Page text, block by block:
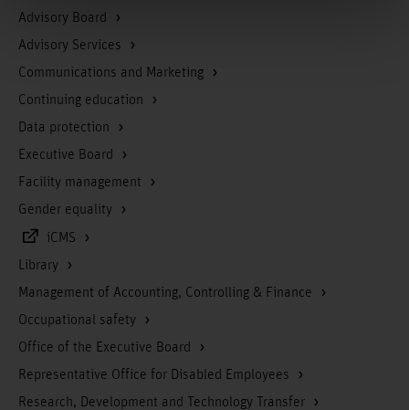
Advisory Board
Advisory Services
Communications and Marketing
Continuing education
Data protection
Executive Board
Facility management
Gender equality
iCMS
Library
Management of Accounting, Controlling & Finance
Occupational safety
Office of the Executive Board
Representative Office for Disabled Employees
Research, Development and Technology Transfer